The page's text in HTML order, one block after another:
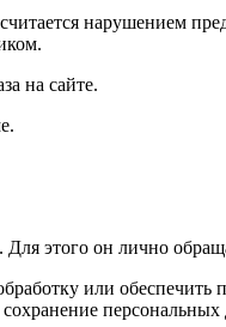
нарушением
на сайте.
этого он лично
или обеспечить
персональных